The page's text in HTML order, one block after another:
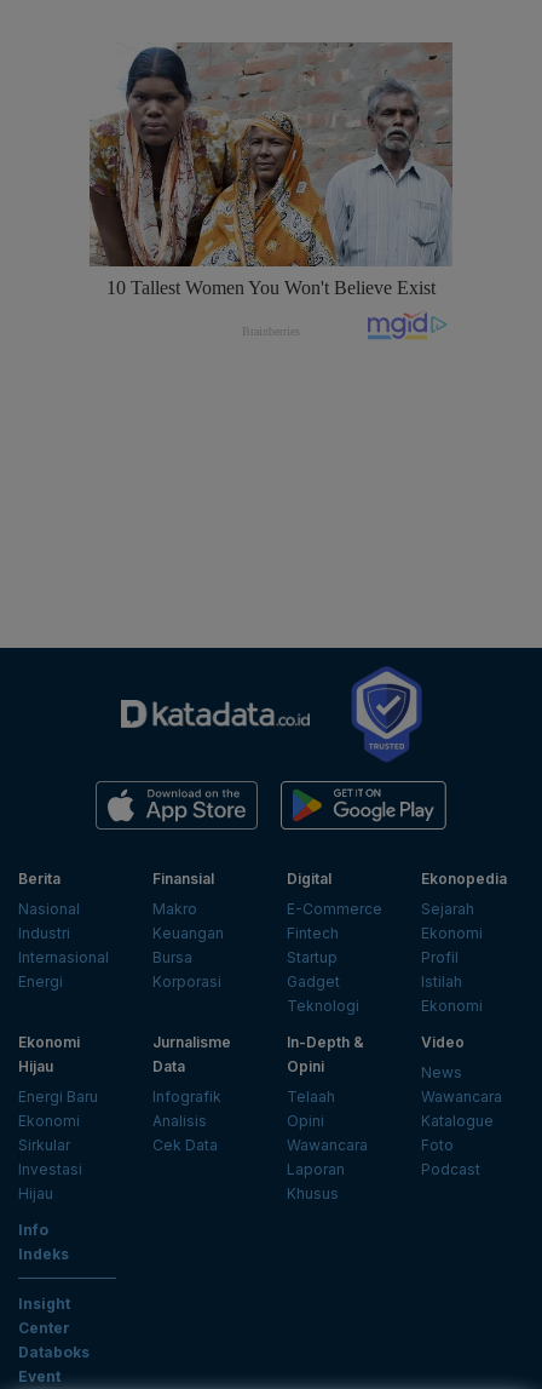
Berita
Nasional
Industri
Internasional
Energi
Finansial
Makro
Keuangan
Bursa
Korporasi
Digital
E-Commerce
Fintech
Startup
Gadget
Teknologi
Ekonopedia
Sejarah
Ekonomi
Profil
Istilah
Ekonomi
Ekonomi
Hijau
Energi Baru
Ekonomi
Sirkular
Investasi
Hijau
Jurnalisme
Data
Infografik
Analisis
Cek Data
In-Depth &
Opini
Telaah
Opini
Wawancara
Laporan
Khusus
Video
News
Wawancara
Katalogue
Foto
Podcast
Info
Indeks
Insight
Center
Databoks
Event